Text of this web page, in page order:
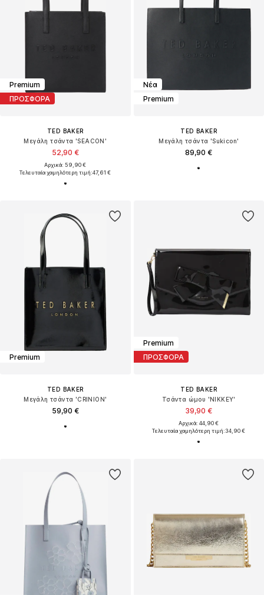
Premium
ΠΡΟΣΦΟΡΑ
TED BAKER
Μεγάλη τσάντα 'SEACON'
52,90 €
Αρχικά: 59,90 €
Τελευταία χαμηλότερη τιμή:47,61 €
Νέα
Premium
TED BAKER
Μεγάλη τσάντα 'Sukicon'
89,90 €
Premium
TED BAKER
Μεγάλη τσάντα 'CRINION'
59,90 €
Premium
ΠΡΟΣΦΟΡΑ
TED BAKER
Τσάντα ώμου 'NIKKEY'
39,90 €
Αρχικά: 44,90 €
Τελευταία χαμηλότερη τιμή:34,90 €